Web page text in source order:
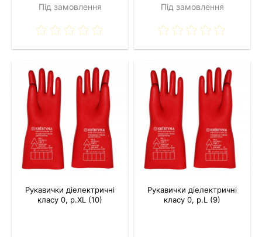
Під замовлення Під замовлення
Рукавички діелектричні
класу 0, р.XL (10)
Рукавички діелектричні
класу 0, р.L (9)